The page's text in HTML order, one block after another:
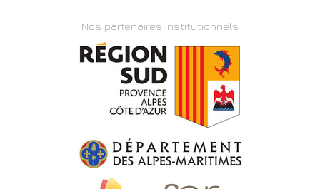
Nos partenaires institutionnels